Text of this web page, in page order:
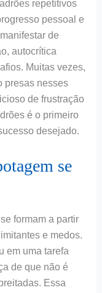
repetitivos
pessoal e
de
autocrítica
Muitas vezes,
presas nesses
de frustração
é o primeiro
desejado.
se
formam a partir
e medos.
em uma tarefa
de que não é
Essa